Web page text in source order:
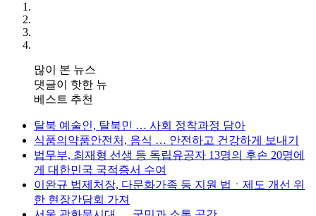
많이 본 뉴스
댓글이 핫한 뉴
베스트 추천
탈북 예술인, 탈북민 … 사회 정착과정 담아
식품의약품안전처, 음식 … 안전하고 건강하게 보내기
법무부, 최재형 선생 등 독립유공자 13명의 후손 20명에
게 대한민국 국적증서 수여
이완규 법제처장, 다문화가족 등 지원 법ㆍ제도 개선 위
한 현장간담회 가져